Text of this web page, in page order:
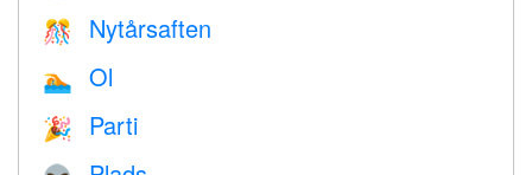
🎊 Nytårsaften
🏊 Ol
🎉 Parti